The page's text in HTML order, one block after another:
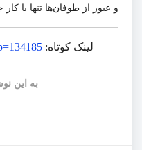
و عبور از طوفان‌ها تنها با
لینک کوتاه:
به این